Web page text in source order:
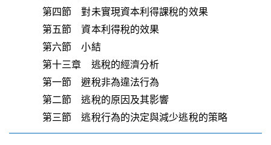
第四節 對未實現資本利得課稅的效果
第五節 資本利得稅的效果
第六節 小結
第十三章 逃稅的經濟分析
第一節 避稅非為違法行為
第二節 逃稅的原因及其影響
第三節 逃稅行為的決定與減少逃稅的策略